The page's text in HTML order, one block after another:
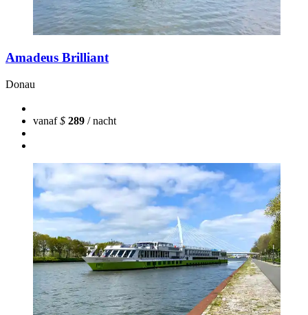
Amadeus Brilliant
Donau
vanaf$ 289 / nacht